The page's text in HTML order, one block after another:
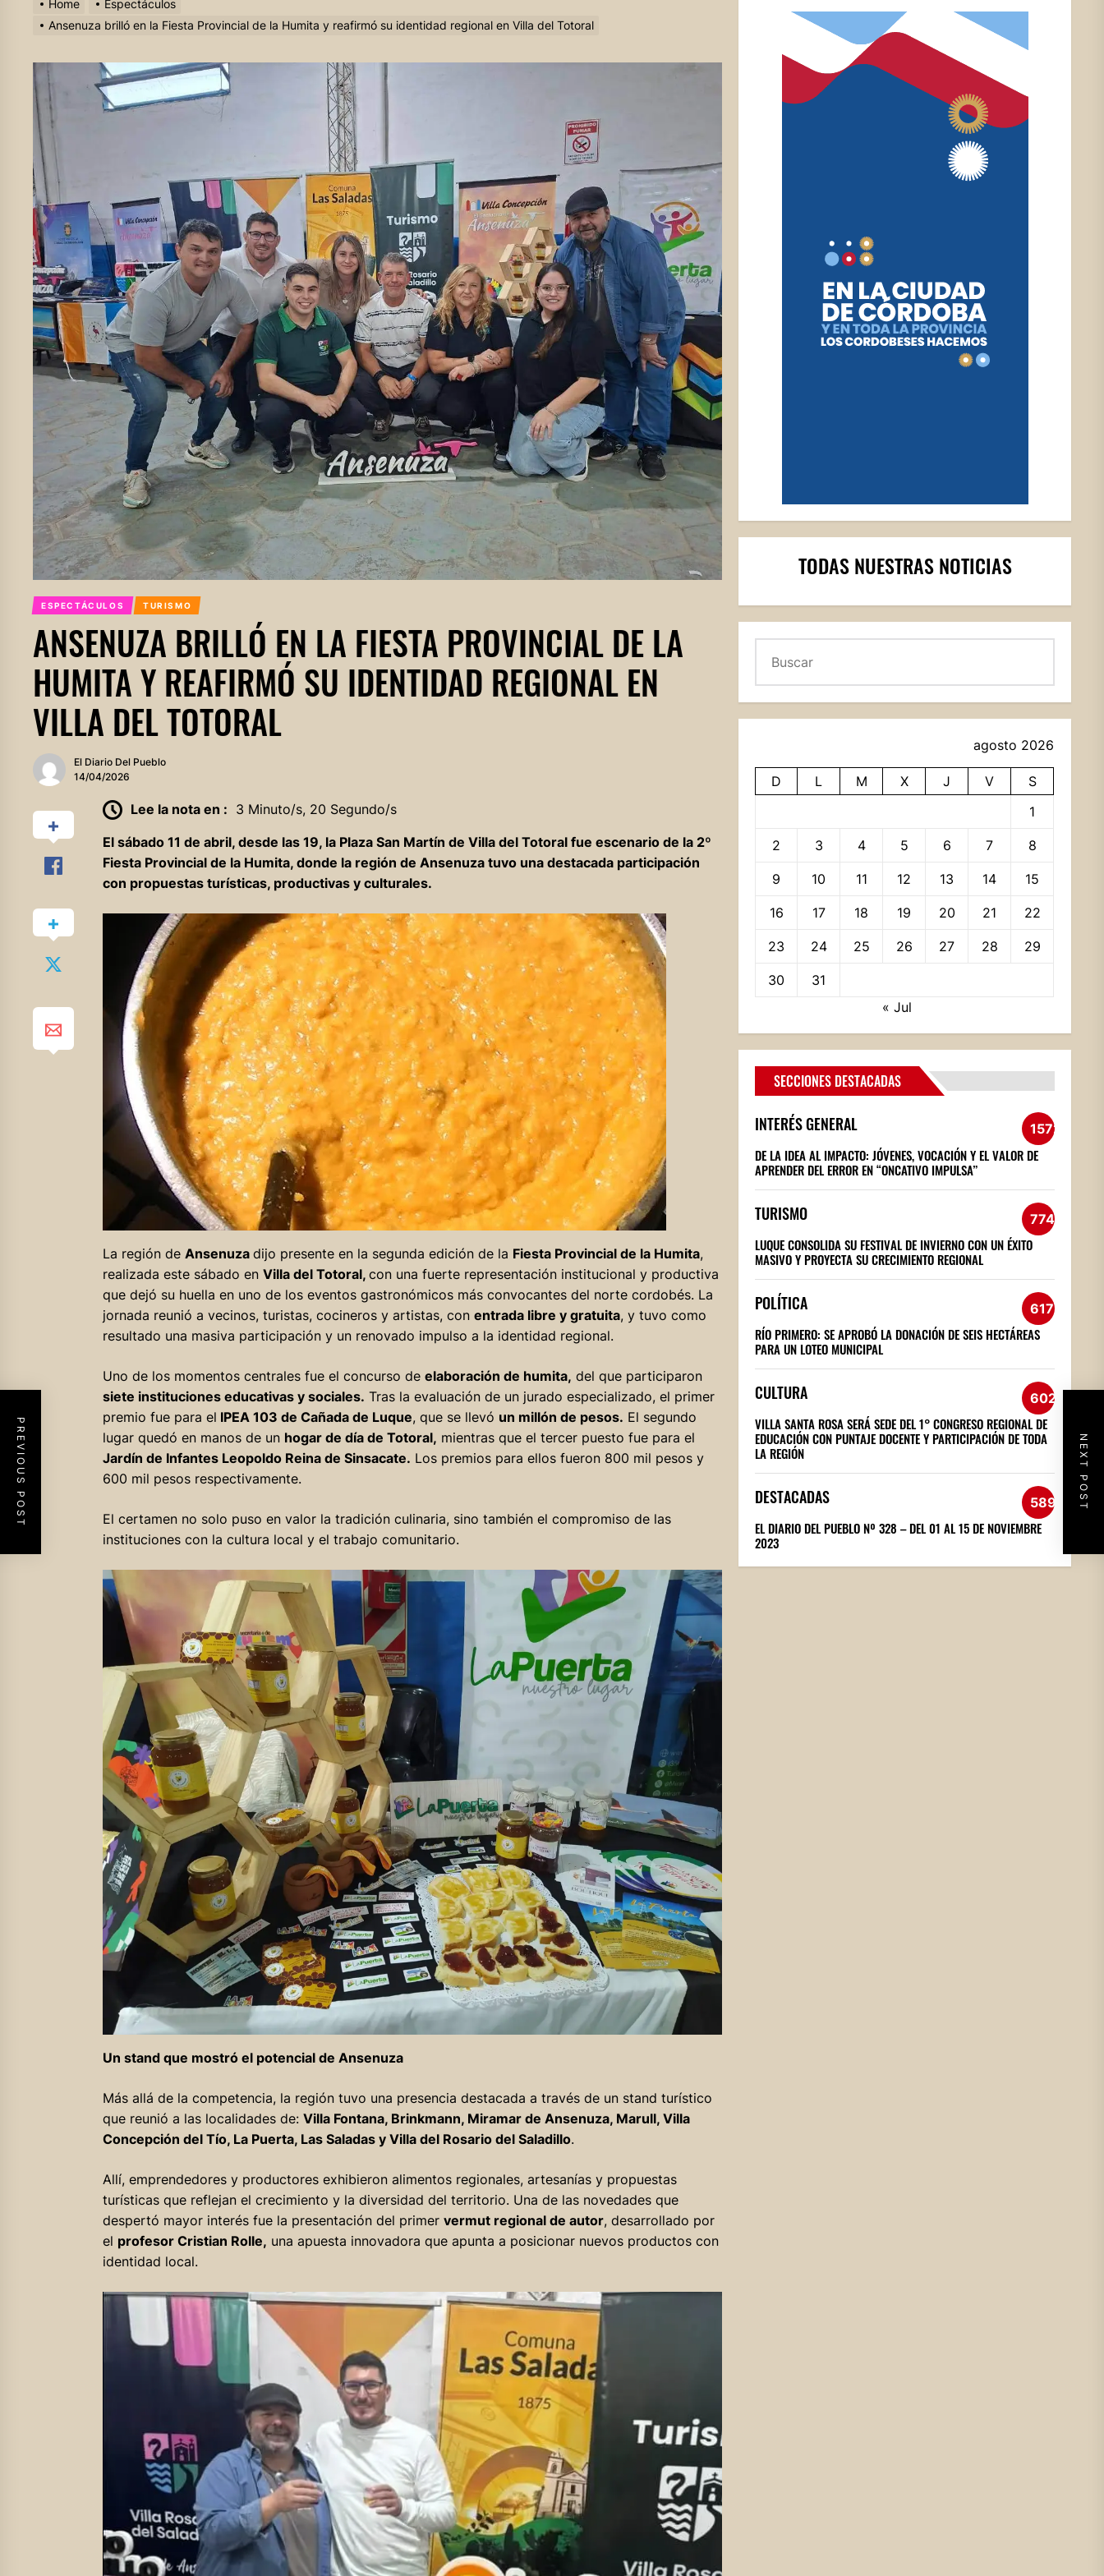
Home
Espectáculos
Ansenuza brilló en la Fiesta Provincial de la Humita y reafirmó su identidad regional en Villa del Totoral
ESPECTÁCULOS TURISMO
ANSENUZA BRILLÓ EN LA FIESTA PROVINCIAL DE LA
HUMITA Y REAFIRMÓ SU IDENTIDAD REGIONAL EN
VILLA DEL TOTORAL
El Diario Del Pueblo
14/04/2026
Lee la nota en : 3 Minuto/s, 20 Segundo/s
El sábado 11 de abril, desde las 19, la Plaza San Martín de Villa del Totoral fue escenario de la 2º
Fiesta Provincial de la Humita, donde la región de Ansenuza tuvo una destacada participación
con propuestas turísticas, productivas y culturales.
La región de Ansenuza dijo presente en la segunda edición de la Fiesta Provincial de la Humita,
realizada este sábado en Villa del Totoral, con una fuerte representación institucional y productiva
que dejó su huella en uno de los eventos gastronómicos más convocantes del norte cordobés. La
jornada reunió a vecinos, turistas, cocineros y artistas, con entrada libre y gratuita, y tuvo como
resultado una masiva participación y un renovado impulso a la identidad regional.
Uno de los momentos centrales fue el concurso de elaboración de humita, del que participaron
siete instituciones educativas y sociales. Tras la evaluación de un jurado especializado, el primer
premio fue para el IPEA 103 de Cañada de Luque, que se llevó un millón de pesos. El segundo
lugar quedó en manos de un hogar de día de Totoral, mientras que el tercer puesto fue para el
Jardín de Infantes Leopoldo Reina de Sinsacate. Los premios para ellos fueron 800 mil pesos y
600 mil pesos respectivamente.
El certamen no solo puso en valor la tradición culinaria, sino también el compromiso de las
instituciones con la cultura local y el trabajo comunitario.
Un stand que mostró el potencial de Ansenuza
Más allá de la competencia, la región tuvo una presencia destacada a través de un stand turístico
que reunió a las localidades de: Villa Fontana, Brinkmann, Miramar de Ansenuza, Marull, Villa
Concepción del Tío, La Puerta, Las Saladas y Villa del Rosario del Saladillo.
Allí, emprendedores y productores exhibieron alimentos regionales, artesanías y propuestas
turísticas que reflejan el crecimiento y la diversidad del territorio. Una de las novedades que
despertó mayor interés fue la presentación del primer vermut regional de autor, desarrollado por
el profesor Cristian Rolle, una apuesta innovadora que apunta a posicionar nuevos productos con
identidad local.
PREVIOUS POST NEXT POST
TODAS NUESTRAS NOTICIAS
agosto 2026
D L M X J V
S
1
2 3 4 5 6 7 8
9 10 11 12 13 14 15
16 17 18 19 20 21 22
23 24 25 26 27 28 29
30
31
« Jul
SECCIONES DESTACADAS
INTERÉS GENERAL 1572
DE LA IDEA AL IMPACTO: JÓVENES, VOCACIÓN Y EL VALOR DE
APRENDER DEL ERROR EN “ONCATIVO IMPULSA”
TURISMO 774
LUQUE CONSOLIDA SU FESTIVAL DE INVIERNO CON UN ÉXITO
MASIVO Y PROYECTA SU CRECIMIENTO REGIONAL
POLÍTICA 617
RÍO PRIMERO: SE APROBÓ LA DONACIÓN DE SEIS HECTÁREAS
PARA UN LOTEO MUNICIPAL
CULTURA 602
VILLA SANTA ROSA SERÁ SEDE DEL 1° CONGRESO REGIONAL DE
EDUCACIÓN CON PUNTAJE DOCENTE Y PARTICIPACIÓN DE TODA
LA REGIÓN
DESTACADAS 589
EL DIARIO DEL PUEBLO Nº 328 – DEL 01 AL 15 DE NOVIEMBRE
2023